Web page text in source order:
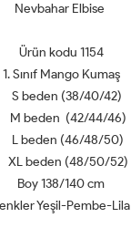
Nevbahar Elbise
Ürün kodu 1154
1. Sınıf Mango Kumaş
S beden (38/40/42)
M beden (42/44/46)
L beden (46/48/50)
XL beden (48/50/52)
Boy 138/140 cm
Yeşil-Pembe-Lila